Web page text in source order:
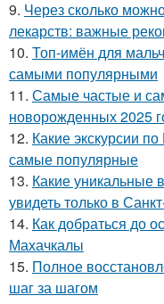
9. Через сколько
лекарств: важные
10. Топ-имён для
самыми популярными
11. Самые частые и
новорожденных 2025
12. Какие экскурсии
самые популярные
13. Какие уникальные
увидеть только в
14. Как добраться до
Махачкалы
15. Полное
шаг за шагом